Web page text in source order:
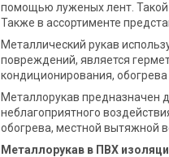
помощью луженых лент. Такой
Также в ассортименте
Металлический рукав
повреждений, является
кондиционирования,
Металлорукав предназначен
неблагоприятного
обогрева, местной вытяжной
Металлорукав в ПВХ